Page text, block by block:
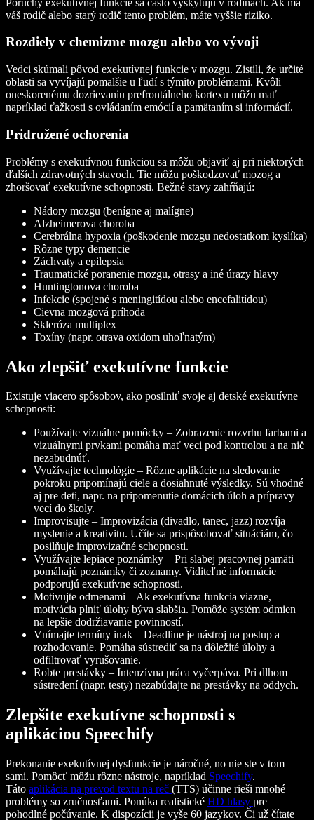
váš rodič alebo starý rodič tento problém, máte vyššie riziko.
Rozdiely v chemizme mozgu alebo vo vývoji
Vedci skúmali pôvod exekutívnej funkcie v mozgu. Zistili, že určité
oblasti sa vyvíjajú pomalšie u ľudí s týmito problémami. Kvôli
oneskorenému dozrievaniu prefrontálneho kortexu môžu mať
napríklad ťažkosti s ovládaním emócií a pamätaním si informácií.
Pridružené ochorenia
Problémy s exekutívnou funkciou sa môžu objaviť aj pri niektorých
ďalších zdravotných stavoch. Tie môžu poškodzovať mozog a
zhoršovať exekutívne schopnosti. Bežné stavy zahŕňajú:
Nádory mozgu (benígne aj malígne)
Alzheimerova choroba
Cerebrálna hypoxia (poškodenie mozgu nedostatkom kyslíka)
Rôzne typy demencie
Záchvaty a epilepsia
Traumatické poranenie mozgu, otrasy a iné úrazy hlavy
Huntingtonova choroba
Infekcie (spojené s meningitídou alebo encefalitídou)
Cievna mozgová príhoda
Skleróza multiplex
Toxíny (napr. otrava oxidom uhoľnatým)
Ako zlepšiť exekutívne funkcie
Existuje viacero spôsobov, ako posilniť svoje aj detské exekutívne
schopnosti:
Používajte vizuálne pomôcky – Zobrazenie rozvrhu farbami a
vizuálnymi prvkami pomáha mať veci pod kontrolou a na nič
nezabudnúť.
Využívajte technológie – Rôzne aplikácie na sledovanie
pokroku pripomínajú ciele a dosiahnuté výsledky. Sú vhodné
aj pre deti, napr. na pripomenutie domácich úloh a prípravy
vecí do školy.
Improvisujte – Improvizácia (divadlo, tanec, jazz) rozvíja
myslenie a kreativitu. Učíte sa prispôsobovať situáciám, čo
posilňuje improvizačné schopnosti.
Využívajte lepiace poznámky – Pri slabej pracovnej pamäti
pomáhajú poznámky či zoznamy. Viditeľné informácie
podporujú exekutívne schopnosti.
Motivujte odmenami – Ak exekutívna funkcia viazne,
motivácia plniť úlohy býva slabšia. Pomôže systém odmien
na lepšie dodržiavanie povinností.
Vnímajte termíny inak – Deadline je nástroj na postup a
rozhodovanie. Pomáha sústrediť sa na dôležité úlohy a
odfiltrovať vyrušovanie.
Robte prestávky – Intenzívna práca vyčerpáva. Pri dlhom
sústredení (napr. testy) nezabúdajte na prestávky na oddych.
Zlepšite exekutívne schopnosti s
aplikáciou Speechify
Prekonanie exekutívnej dysfunkcie je náročné, no nie ste v tom
sami. Pomôcť môžu rôzne nástroje, napríklad Speechify.
Táto aplikácia na prevod textu na reč (TTS) účinne rieši mnohé
problémy so zručnosťami. Ponúka realistické HD hlasy pre
pohodlné počúvanie. K dispozícii je vyše 60 jazykov. Či už čítate